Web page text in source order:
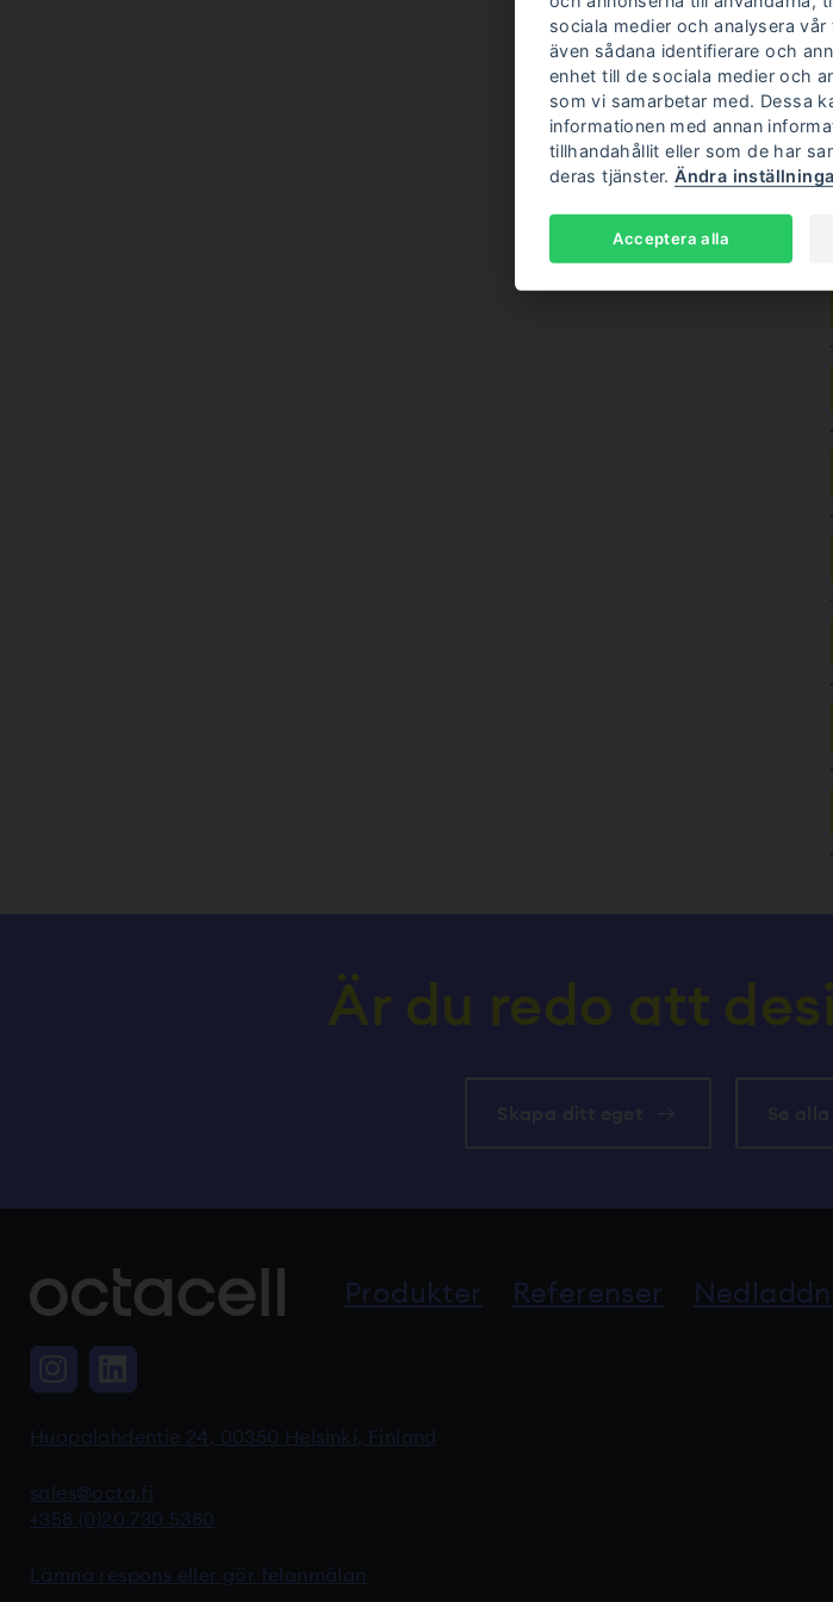
Är du redo att
Produkter Referenser
Instagram, Linkki vie ulkoiseen palveluun.
LinkedIn, Linkki vie ulkoiseen palveluun.
Huopalahdentie 24, 00350 Helsinki, Finland
sales@octa.fi
+358 (0)20 730 5380
Lämna respons eller gör felanmälan
sociala medier och analysera
även sådana identifierare och
enhet till de sociala medier och
som vi samarbetar med. Dessa
informationen med annan
tillhandahållit eller som de har
deras tjänster.Ändra
Acceptera alla